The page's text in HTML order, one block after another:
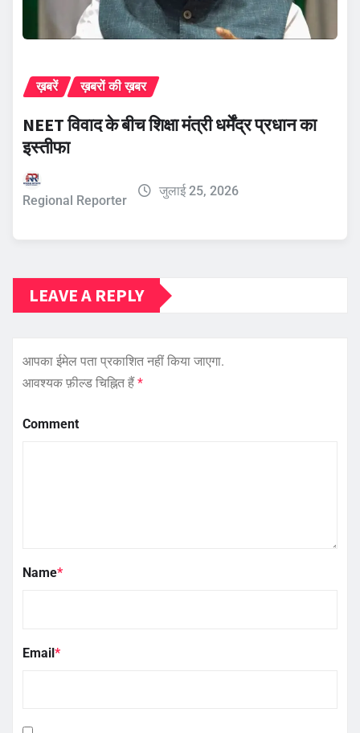
ख़बरें ख़बरों की ख़बर
NEET विवाद के बीच शिक्षा मंत्री धर्मेंद्र प्रधान का
इस्तीफा
Regional Reporter
जुलाई 25, 2026
LEAVE A REPLY
आपका ईमेल पता प्रकाशित नहीं किया जाएगा.
आवश्यक फ़ील्ड चिह्नित हैं *
Comment
Name*
Email*